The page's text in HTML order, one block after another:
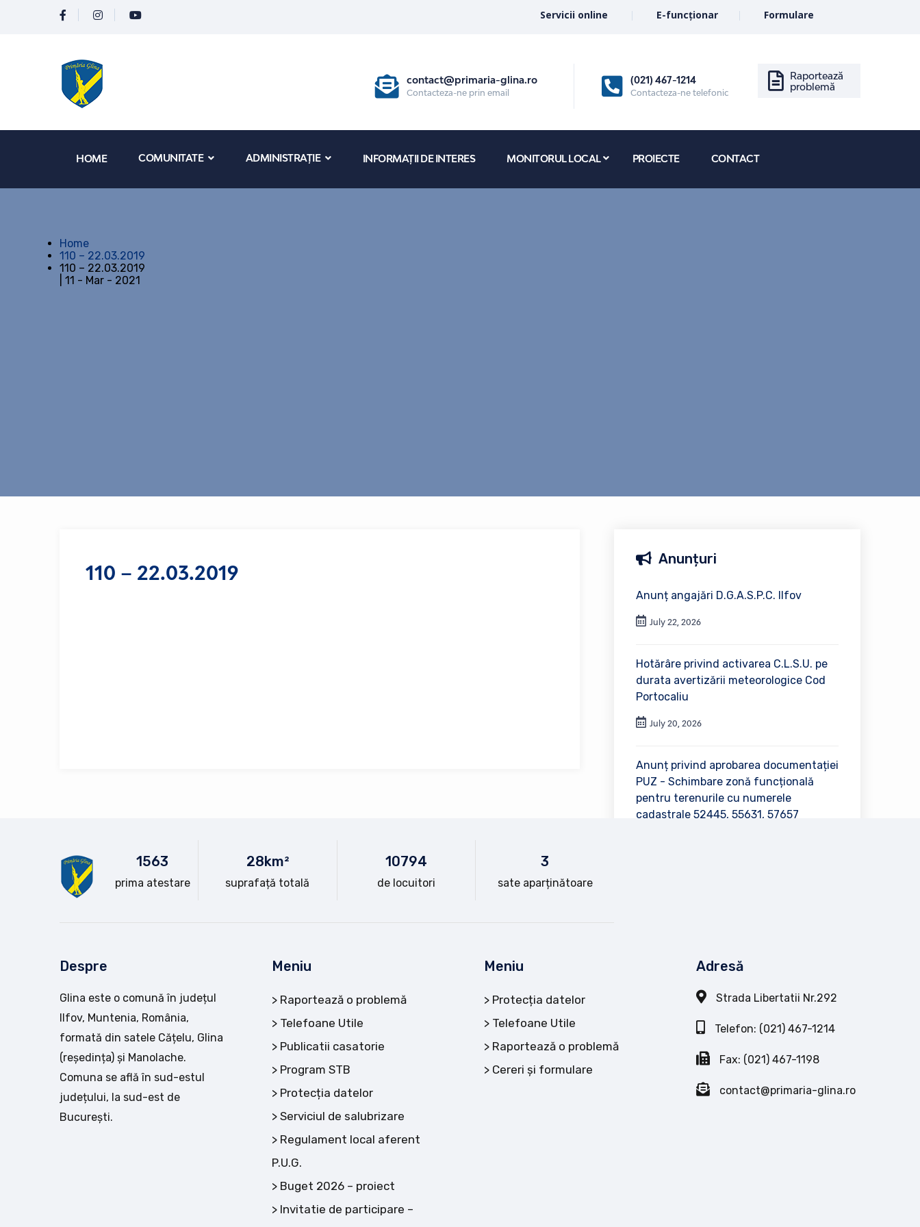
Servicii online E-funcționar Formulare
contact@primaria-glina.ro
Contacteza-ne prin email
(021) 467-1214
Contacteza-ne telefonic
Raportează
problemă
HOME COMUNITATE ADMINISTRAȚIE INFORMAȚII DE INTERES MONITORUL LOCAL PROIECTE CONTACT
Home
110 – 22.03.2019
110 – 22.03.2019
| 11 - Mar - 2021
110 – 22.03.2019
Anunțuri
Anunț angajări D.G.A.S.P.C. Ilfov
July 22, 2026
Hotărâre privind activarea C.L.S.U. pe
durata avertizării meteorologice Cod
Portocaliu
July 20, 2026
Anunț privind aprobarea documentației
PUZ - Schimbare zonă funcțională
pentru terenurile cu numerele
cadastrale 52445, 55631, 57657
1563
prima atestare
28km²
suprafață totală
10794
de locuitori
3
sate aparținătoare
Despre
Glina este o comună în județul
Ilfov, Muntenia, România,
formată din satele Cățelu, Glina
(reședința) și Manolache.
Comuna se află în sud-estul
județului, la sud-est de
București.
Meniu
Raportează o problemă
Telefoane Utile
Publicatii casatorie
Program STB
Protecția datelor
Serviciul de salubrizare
Regulament local aferent
P.U.G.
Buget 2026 – proiect
Invitatie de participare –
Meniu
Protecția datelor
Telefoane Utile
Raportează o problemă
Cereri și formulare
Adresă
Strada Libertatii Nr.292
Telefon: (021) 467-1214
Fax: (021) 467-1198
contact@primaria-glina.ro